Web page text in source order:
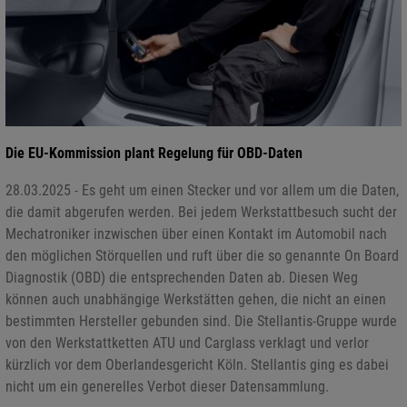
Die EU-Kommission plant Regelung für OBD-Daten
28.03.2025 - Es geht um einen Stecker und vor allem um die Daten,
die damit abgerufen werden. Bei jedem Werkstattbesuch sucht der
Mechatroniker inzwischen über einen Kontakt im Automobil nach
den möglichen Störquellen und ruft über die so genannte On Board
Diagnostik (OBD) die entsprechenden Daten ab. Diesen Weg
können auch unabhängige Werkstätten gehen, die nicht an einen
bestimmten Hersteller gebunden sind. Die Stellantis-Gruppe wurde
von den Werkstattketten ATU und Carglass verklagt und verlor
kürzlich vor dem Oberlandesgericht Köln. Stellantis ging es dabei
nicht um ein generelles Verbot dieser Datensammlung.